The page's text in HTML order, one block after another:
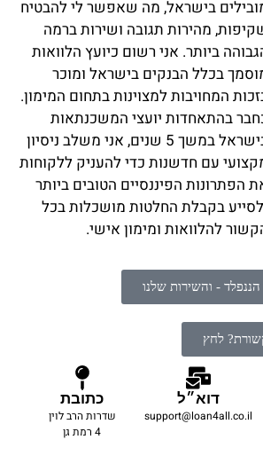
בישראל, מה שאפשר לי להבטיח
מהירות תגובה ושירות ברמה
ביותר. אני רשום כיועץ הלוואות
בכלל הבנקים בישראל ומוכר
המחויבות למצוינות בתחום המימון.
בהתאחדות יועצי המשכנתאות
בישראל במשך 5 שנים, אני משלב ניסיון
עם חדשנות כדי להעניק ללקוחות
הפתרונות הפיננסיים הטובים ביותר
בקבלת החלטות מושכלות בכל
להלוואות ומימון אישי.
- והשירות שלנו
לחץ
דוא״ל
support@loan4all.co.il
כתובת
שדרות הרב לוין
4 רמת גן